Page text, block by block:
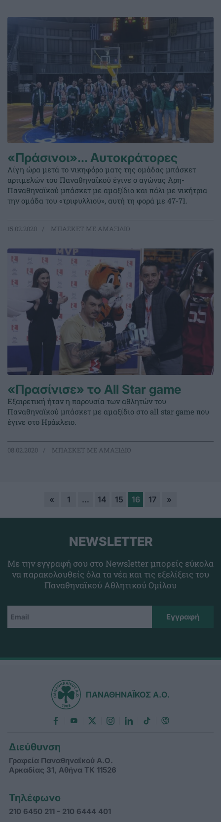
«Πράσινοι»… Αυτοκράτορες
Λίγη ώρα μετά το νικηφόρο ματς της ομάδας μπάσκετ
αρτιμελών του Παναθηναϊκού έγινε ο αγώνας Άρη-
Παναθηναϊκού μπάσκετ με αμαξίδιο και πάλι με νικήτρια
την ομάδα του «τριφυλλιού», αυτή τη φορά με 47-71.
15.02.2020 ΜΠΑΣΚΕΤ ΜΕ ΑΜΑΞΙΔΙΟ
«Πρασίνισε» το All Star game
Εξαιρετική ήταν η παρουσία των αθλητών του
Παναθηναϊκού μπάσκετ με αμαξίδιο στο all star game που
έγινε στο Ηράκλειο.
08.02.2020 ΜΠΑΣΚΕΤ ΜΕ ΑΜΑΞΙΔΙΟ
« 1 … 14 15 16 17 »
NEWSLETTER
Με την εγγραφή σου στο Newsletter μπορείς εύκολα
να παρακολουθείς όλα τα νέα και τις εξελίξεις του
Παναθηναϊκού Αθλητικού Ομίλου
ΠΑΝΑΘΗΝΑΪΚΟΣ Α.Ο.
Διεύθυνση
Γραφεία Παναθηναϊκού Α.Ο.
Αρκαδίας 31, Αθήνα ΤΚ 11526
Τηλέφωνο
210 6450 211 - 210 6444 401